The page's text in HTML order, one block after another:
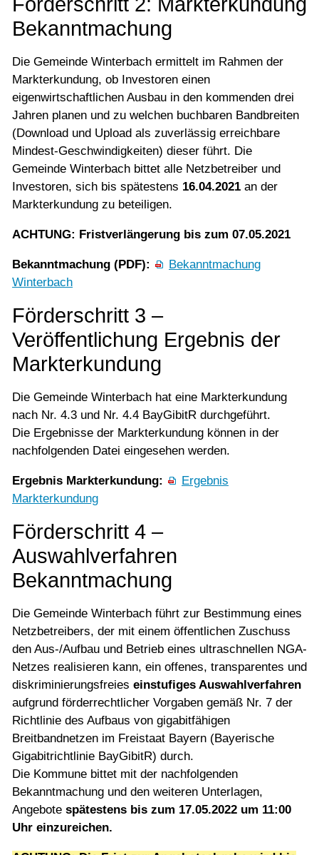
Bekanntmachung
Die Gemeinde Winterbach ermittelt im Rahmen der
Markterkundung, ob Investoren einen
eigenwirtschaftlichen Ausbau in den kommenden drei
Jahren planen und zu welchen buchbaren Bandbreiten
(Download und Upload als zuverlässig erreichbare
Mindest-Geschwindigkeiten) dieser führt. Die
Gemeinde Winterbach bittet alle Netzbetreiber und
Investoren, sich bis spätestens 16.04.2021 an der
Markterkundung zu beteiligen.
ACHTUNG: Fristverlängerung bis zum 07.05.2021
Bekanntmachung (PDF):
Bekanntmachung
Winterbach
Förderschritt 3 –
Veröffentlichung Ergebnis der
Markterkundung
Die Gemeinde Winterbach hat eine Markterkundung
nach Nr. 4.3 und Nr. 4.4 BayGibitR durchgeführt.
Die Ergebnisse der Markterkundung können in der
nachfolgenden Datei eingesehen werden.
Ergebnis Markterkundung:
Ergebnis
Markterkundung
Förderschritt 4 –
Auswahlverfahren
Bekanntmachung
Die Gemeinde Winterbach führt zur Bestimmung eines
Netzbetreibers, der mit einem öffentlichen Zuschuss
den Aus-/Aufbau und Betrieb eines ultraschnellen NGA-
Netzes realisieren kann, ein offenes, transparentes und
diskriminierungsfreies einstufiges Auswahlverfahren
aufgrund förderrechtlicher Vorgaben gemäß Nr. 7 der
Richtlinie des Aufbaus von gigabitfähigen
Breitbandnetzen im Freistaat Bayern (Bayerische
Gigabitrichtlinie BayGibitR) durch.
Die Kommune bittet mit der nachfolgenden
Bekanntmachung und den weiteren Unterlagen,
Angebote spätestens bis zum 17.05.2022 um 11:00
Uhr einzureichen.